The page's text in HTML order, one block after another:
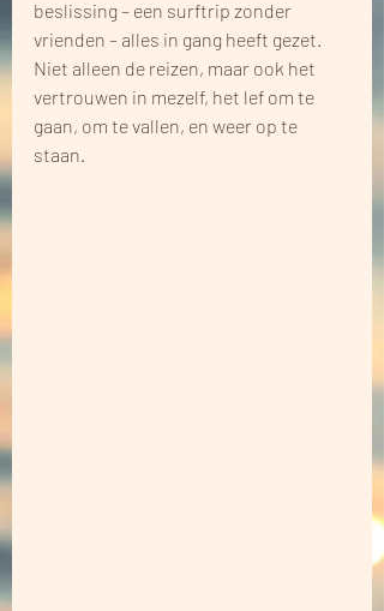
beslissing – een surftrip zonder
vrienden – alles in gang heeft gezet.
Niet alleen de reizen, maar ook het
vertrouwen in mezelf, het lef om te
gaan, om te vallen, en weer op te
staan.